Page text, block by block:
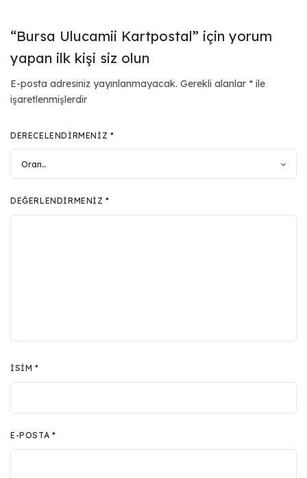
“Bursa Ulucamii Kartpostal” için yorum
yapan ilk kişi siz olun
E-posta adresiniz yayınlanmayacak. Gerekli alanlar * ile
işaretlenmişlerdir
DERECELENDIRMENIZ *
DEĞERLENDIRMENIZ*
İSIM*
E-POSTA *